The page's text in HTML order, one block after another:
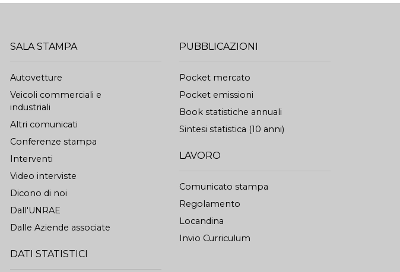
SALA STAMPA
Autovetture
Veicoli commerciali e
industriali
Altri comunicati
Conferenze stampa
Interventi
Video interviste
Dicono di noi
Dall'UNRAE
Dalle Aziende associate
DATI STATISTICI
PUBBLICAZIONI
Pocket mercato
Pocket emissioni
Book statistiche annuali
Sintesi statistica (10 anni)
LAVORO
Comunicato stampa
Regolamento
Locandina
Invio Curriculum